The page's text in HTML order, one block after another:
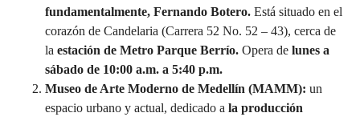
fundamentalmente, Fernando Botero. Está situado en el
corazón de Candelaria (Carrera 52 No. 52 – 43), cerca de
la estación de Metro Parque Berrío. Opera de lunes a
sábado de 10:00 a.m. a 5:40 p.m.
Museo de Arte Moderno de Medellín (MAMM): un
espacio urbano y actual, dedicado a la producción